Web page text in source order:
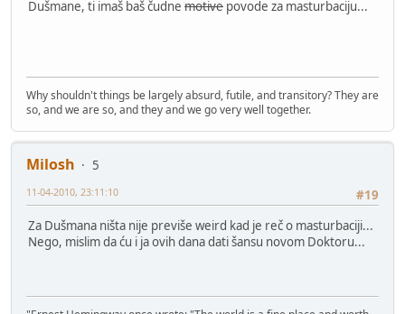
Dušmane, ti imaš baš čudne motive povode za masturbaciju...
Why shouldn't things be largely absurd, futile, and transitory? They are
so, and we are so, and they and we go very well together.
Milosh
5
#19
11-04-2010, 23:11:10
Za Dušmana ništa nije previše weird kad je reč o masturbaciji...
Nego, mislim da ću i ja ovih dana dati šansu novom Doktoru...